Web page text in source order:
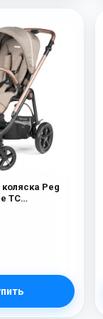
Peg
TC
TC (Mon